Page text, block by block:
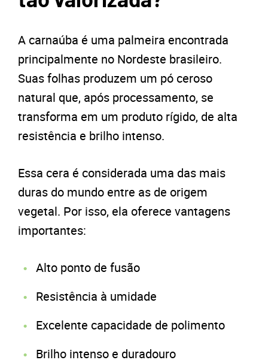
A carnaúba é uma palmeira encontrada
principalmente no Nordeste brasileiro.
Suas folhas produzem um pó ceroso
natural que, após processamento, se
transforma em um produto rígido, de alta
resistência e brilho intenso.
Essa cera é considerada uma das mais
duras do mundo entre as de origem
vegetal. Por isso, ela oferece vantagens
importantes:
Alto ponto de fusão
Resistência à umidade
Excelente capacidade de polimento
Brilho intenso e duradouro